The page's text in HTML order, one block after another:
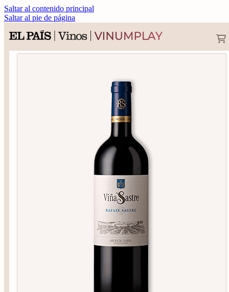
Saltar al contenido principal
Saltar al pie de página